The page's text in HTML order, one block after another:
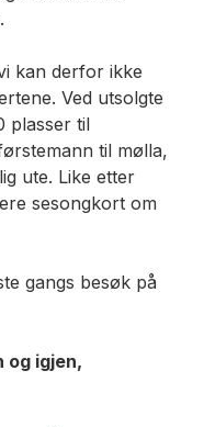
kan derfor ikke
Ved utsolgte
plasser til
til mølla,
ute. Like etter
sesongkort om
gangs besøk på
og igjen,